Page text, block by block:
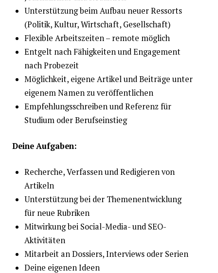
Unterstützung beim Aufbau neuer Ressorts
(Politik, Kultur, Wirtschaft, Gesellschaft)
Flexible Arbeitszeiten – remote möglich
Entgelt nach Fähigkeiten und Engagement
nach Probezeit
Möglichkeit, eigene Artikel und Beiträge unter
eigenem Namen zu veröffentlichen
Empfehlungsschreiben und Referenz für
Studium oder Berufseinstieg
Deine Aufgaben:
Recherche, Verfassen und Redigieren von
Artikeln
Unterstützung bei der Themenentwicklung
für neue Rubriken
Mitwirkung bei Social-Media- und SEO-
Aktivitäten
Mitarbeit an Dossiers, Interviews oder Serien
Deine eigenen Ideen